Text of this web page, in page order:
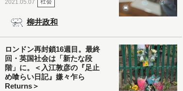
2021.05.07 社会
柳井政和
ロンドン再封鎖16週目。最終
回・英国社会は「新たな段
階」に。＜入江敦彦の『足止
め喰らい日記』嫌々乍ら
Returns＞